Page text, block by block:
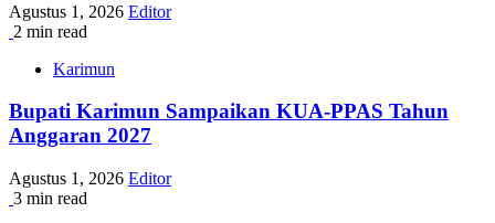
Agustus 1, 2026 Editor
2 min read
Karimun
Bupati Karimun Sampaikan KUA-PPAS Tahun
Anggaran 2027
Agustus 1, 2026 Editor
3 min read